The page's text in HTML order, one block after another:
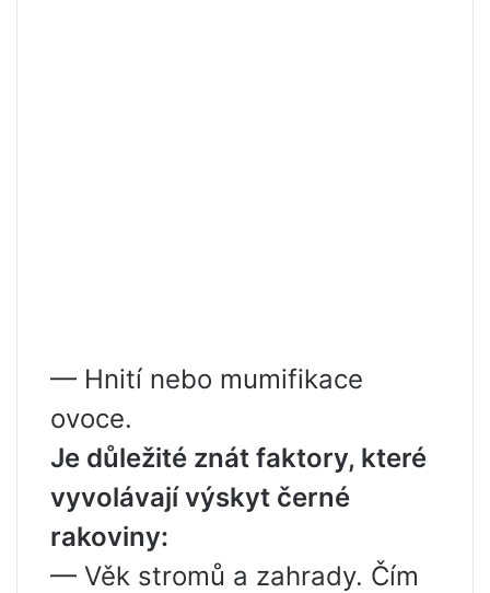
— Hnití nebo mumifikace
ovoce.
Je důležité znát faktory, které
vyvolávají výskyt černé
rakoviny:
— Věk stromů a zahrady. Čím